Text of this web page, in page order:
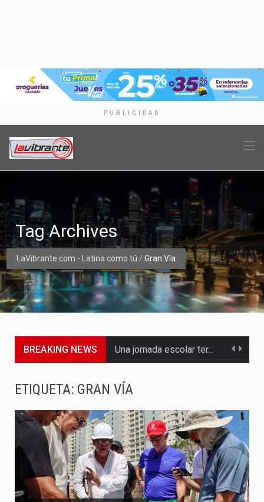
PUBLICIDAD
LaVibrante.com - Latina como tú / Gran Vía
Tag Archives
BREAKING NEWS Una jornada escolar terminó en tragedia este viernes 7 de…
Abelardo de la Espriella asumió este viernes 7 de agosto…
La llegada de Álvaro Uribe Vélez a la ceremonia de…
Con una salva de 21 cañonazos se cumplieron los honores…
ETIQUETA: GRAN VÍA